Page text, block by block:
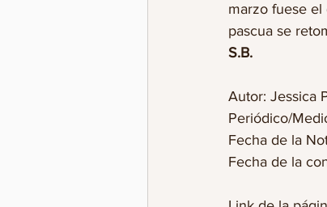
marzo fuese el
pascua se
S.B.
Autor: Jessica
Periódico/
Fecha de la
Fecha de la